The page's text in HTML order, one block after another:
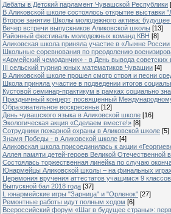
Дебаты в Детский парламент Чувашской Республики
В Аликовской школе состоялось открытие выставки
Второе занятие Школы молодежного актива:
Вечер встречи выпускников Аликовской школы [13]
Районный фестиваль молодежных команд КВН [8]
Аликовская школа приняла участие в «Лыжне
Школьные соревнования по преодолению
«Армейский чемоданчик» - в День вывода советских
III сельский турнир юных математиков Чувашии [4]
В Аликовской школе прошел смотр строя и песни
Школа приняла участие в подведении итогов
Кустовой семинар-практикум в рамках социально
Праздничный концерт, посвященный
Образовательное воскресенье [12]
День чувашского языка в Аликовской школе [16]
Экологическая акция «Сделаем вместе!» [8]
Сотрудники пожарной охраны в Аликовской школе [5]
Знамя Победы - в Аликовской школе [4]
Аликовская школа присоединилась к акции
Аллея памяти детей-героев Великой Отечественной
Cостоялась торжественная линейка по случаю
Юнармейцы Аликовской школы – на финальных
Церемония вручения аттестатов учащимся 9 классов
Выпускной бал 2018 года [37]
L юнармейские игры "Зарница" и "Орленок" [27]
Ремонтные работы идут полным ходом [6]
Всероссийский форум «Шаг в будущее страны»: